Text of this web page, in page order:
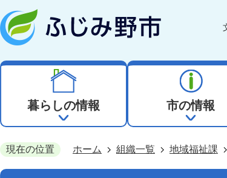
暮らしの情報 市の情報
現在の位置 ホーム 組織一覧 地域福祉課